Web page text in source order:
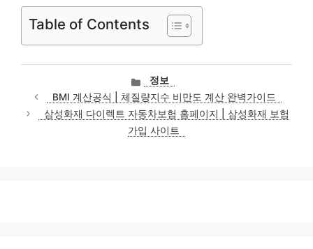
Table of Contents
카
테
고
리
정보
BMI 계산공식 | 체질량지수 비만도 계산 완벽가이드
삼성화재 다이렉트 자동차보험 홈페이지 | 삼성화재 보험
가입 사이트